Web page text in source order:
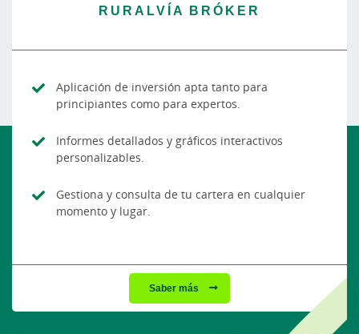
RURALVÍA BRÓKER
Aplicación de inversión apta tanto para
principiantes como para expertos.
Informes detallados y gráficos interactivos
personalizables.
Gestiona y consulta de tu cartera en cualquier
momento y lugar.
Saber más